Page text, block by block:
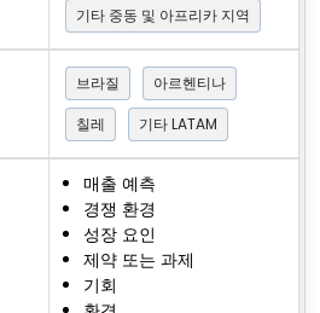
기타 중동 및 아프리카 지역
브라질
아르헨티나
칠레
기타 LATAM
매출 예측
경쟁 환경
성장 요인
제약 또는 과제
기회